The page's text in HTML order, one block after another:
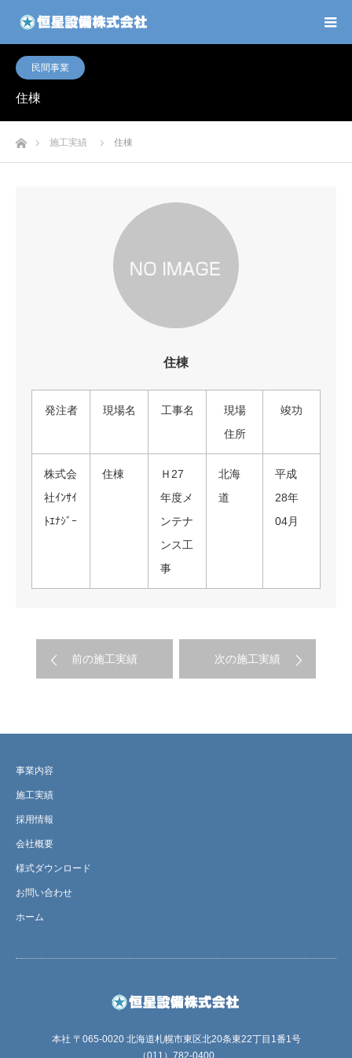
民間事業
住棟
ホーム施工実績 住棟
住棟
発注者 現場名 工事名
現場
住所
竣功
株式会
社ｲﾝｻｲ
ﾄｴﾅｼﾞｰ
住棟
Ｈ27
年度メ
ンテナ
ンス工
事
北海
道
平成
28年
04月
前の施工実績 次の施工実績
事業内容
施工実績
採用情報
会社概要
様式ダウンロード
お問い合わせ
ホーム
本社 〒065-0020 北海道札幌市東区北20条東22丁目1番1号
（011）782-0400